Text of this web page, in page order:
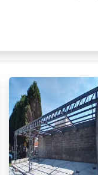
que
atendem a